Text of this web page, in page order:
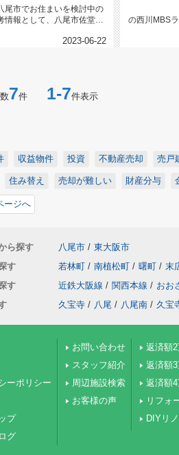
尾市でお住まいを検討中の
情報として、八尾市佐堂町
2023-06-22
↑ 弊
の西川MBS
7件 1-7件表示
収益物件 投資 不動産売却 売戸
住み替え 売却が難しい 財産分与
ージへ
ら探す 八尾市 / 東大阪市
す
若林町 / 南植松町 / 曙町 / 末
す
近鉄大阪線 / 関西本線 / おお
久宝寺 / 八尾 / 八尾南 / 久宝
ーポリシー
プ
グ
お問い合わせ
スタッフ紹介
周辺施設検索
お客様の声
返済額
返済額
返済額
リフォ
DIYリ